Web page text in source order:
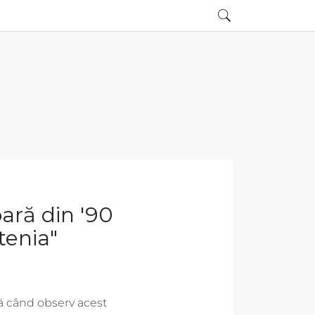
din '90
când observ acest